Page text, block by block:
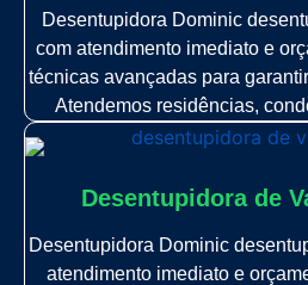
Desentupidora Dominic
com atendimento imediato e
técnicas avançadas para
Atendemos residências,
Desentupidora de
Desentupidora Dominic
atendimento imediato e